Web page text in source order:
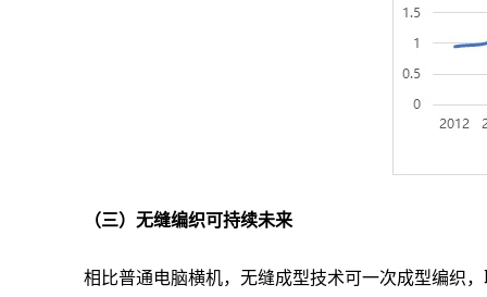
（三）无缝编织可持续未来
相比普通电脑横机，无缝成型技术可一次成型编织